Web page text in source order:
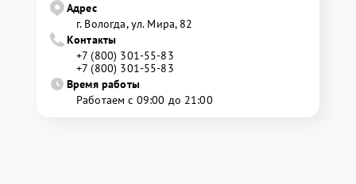
Адрес
г. Вологда, ул. Мира, 82
Контакты
+7 (800) 301-55-83
+7 (800) 301-55-83
Время работы
Работаем с 09:00 до 21:00